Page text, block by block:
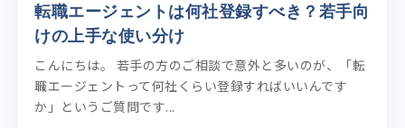
転職エージェントは何社登録すべき？若手向
けの上手な使い分け
こんにちは。 若手の方のご相談で意外と多いのが、「転
職エージェントって何社くらい登録すればいいんです
か」というご質問です...